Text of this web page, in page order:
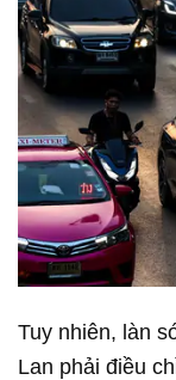
Tuy nhiên, làn
Lan phải điều